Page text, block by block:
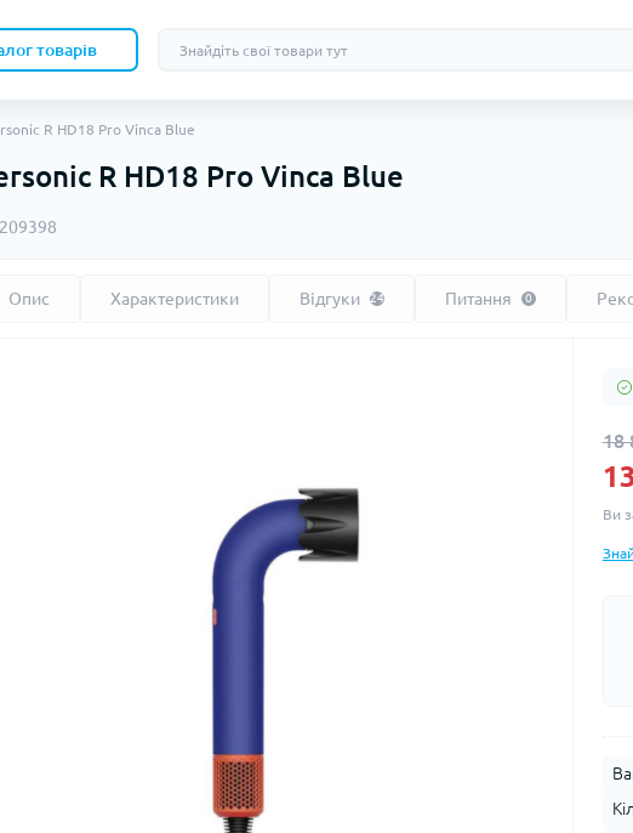
товарів
R HD18 Pro Vinca Blue
R HD18 Pro Vinca Blue
Опис Характеристики Відгуки 24 Питання 0
18
Ви